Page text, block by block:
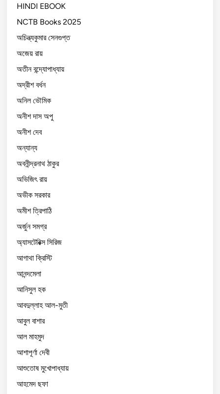
HINDI EBOOK
NCTB Books 2025
অচিন্ত্যকুমার সেনগুপ্ত
অজেয় রায়
অতীন বন্দ্যোপাধ্যায়
অদ্রীশ বর্ধন
অনিল ভৌমিক
অনীশ দাস অপু
অনীশ দেব
অন্যান্য
অবনীন্দ্রনাথ ঠাকুর
অভিজিৎ রায়
অভীক সরকার
অমীশ ত্রিপাঠি
অর্জুন সমগ্র
অ্যাসটেরিক্স সিরিজ
আগাথা ক্রিস্টি
আনন্দমেলা
আনিসুল হক
আবদুল্লাহ আল-মুতী
আবুল বাশার
আল মাহমুদ
আশাপূর্ণা দেবী
আশুতোষ মুখোপাধ্যায়
আহমেদ ছফা